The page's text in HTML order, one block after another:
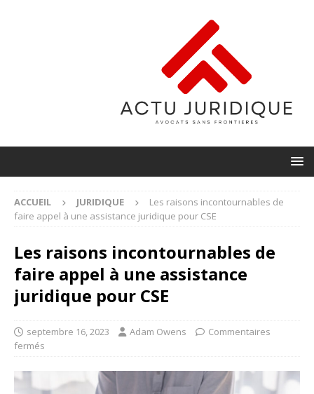
ACCUEIL JURIDIQUE
Les raisons incontournables de
faire appel à une assistance juridique pour CSE
Les raisons incontournables de
faire appel à une assistance
juridique pour CSE
septembre 16, 2023 Adam Owens
Commentaires
fermés